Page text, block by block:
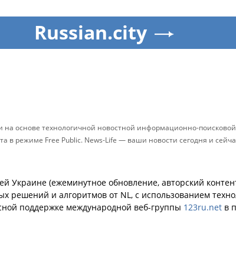
Russian.city
основе технологичной новостной информационно-
в режиме Free Public. News-Life — ваши новости сегодня и
(ежеминутное обновление, авторский
и алгоритмов от NL, с использованием
поддержке международной веб-группы 123ru.net в